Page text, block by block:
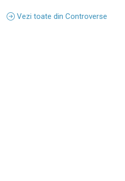
Vezi toate din Controverse